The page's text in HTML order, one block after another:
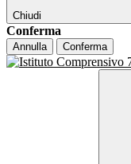
Chiudi
Conferma
Annulla Conferma